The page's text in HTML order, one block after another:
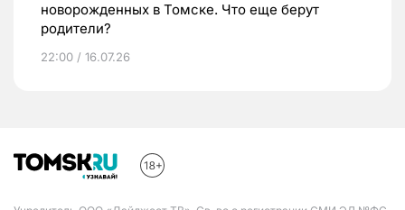
новорожденных в Томске. Что еще берут
родители?
22:00 / 16.07.26